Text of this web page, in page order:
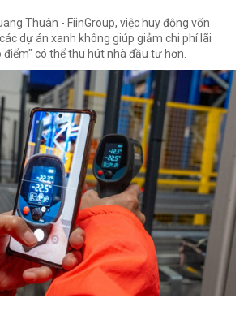
Thuân - FiinGroup, việc huy động vốn
dự án xanh không giúp giảm chi phí lãi
có thể thu hút nhà đầu tư hơn.